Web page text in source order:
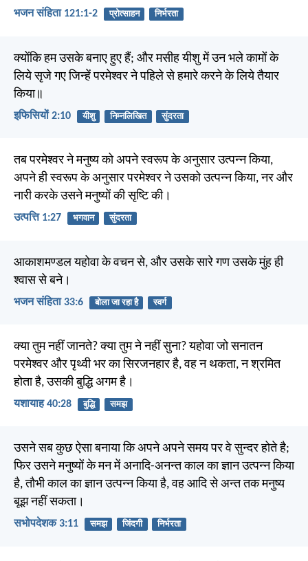
भजन संहिता 121:1-2 प्रोत्साहन निर्भरता
क्योंकि हम उसके बनाए हुए हैं; और मसीह यीशु में उन भले कामों के
लिये सृजे गए जिन्हें परमेश्वर ने पहिले से हमारे करने के लिये तैयार
किया॥
इफिसियों 2:10 यीशु निम्नलिखित सुंदरता
तब परमेश्वर ने मनुष्य को अपने स्वरूप के अनुसार उत्पन्न किया,
अपने ही स्वरूप के अनुसार परमेश्वर ने उसको उत्पन्न किया, नर और
नारी करके उसने मनुष्यों की सृष्टि की।
उत्पत्ति 1:27 भगवान सुंदरता
आकाशमण्डल यहोवा के वचन से, और उसके सारे गण उसके मुंह ही
श्वास से बने।
भजन संहिता 33:6 बोला जा रहा है स्वर्ग
क्या तुम नहीं जानते? क्या तुम ने नहीं सुना? यहोवा जो सनातन
परमेश्वर और पृथ्वी भर का सिरजनहार है, वह न थकता, न श्रमित
होता है, उसकी बुद्धि अगम है।
यशायाह 40:28 बुद्धि समझ
उसने सब कुछ ऐसा बनाया कि अपने अपने समय पर वे सुन्दर होते है;
फिर उसने मनुष्यों के मन में अनादि-अनन्त काल का ज्ञान उत्पन्न किया
है, तौभी काल का ज्ञान उत्पन्न किया है, वह आदि से अन्त तक मनुष्य
बूझ नहीं सकता।
सभोपदेशक 3:11 समझ जिंदगी निर्भरता